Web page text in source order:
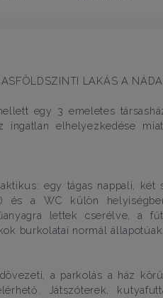
LAKÁS A
egy 3 emeletes
ingatlan elhelyezkedése
egy tágas nappali,
és a WC külön
lettek cserélve, a
burkolatai normál
a parkolás a ház
Játszóterek,